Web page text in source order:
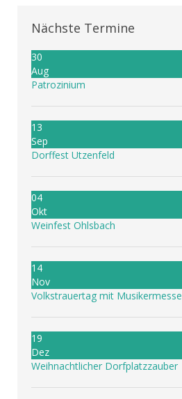
Nächste Termine
30
Aug
Patrozinium
13
Sep
Dorffest Utzenfeld
04
Okt
Weinfest Ohlsbach
14
Nov
Volkstrauertag mit Musikermesse
19
Dez
Weihnachtlicher Dorfplatzzauber